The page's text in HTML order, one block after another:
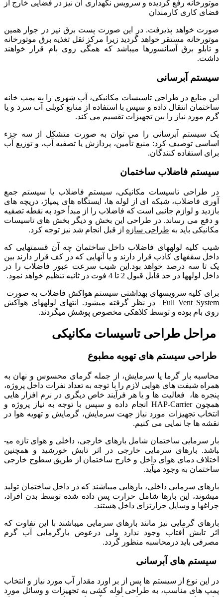
موتورخانه رفع گردیده و سرویس نگهداری آن نیز در فضایی خارج از
فضای کاری کارمندان
صورت خواهد پذیرفت. در این صورت پست برق نیز در جوار همین
موتورخانه مستقر خواهد گردید زیرا مرکز ثقل تغذیه برق موتورخانه
و تابلو برق آسانسورها می­باشد که همگی روی بام قرار خواهند
داشت.
سیستم آبرسانی
این منابع در طراحی تاسیسات مکانیکی، آب شهری را به پمپ خانه
ساختمان انتقال داده و سپس با استفاده از منابع کویلی آب سرد و یا
گرم مورد نیاز را بین تجهیزات تقسیم می کند.
یک سیستم آبرسانی را می توان به صورت متشکل از سه جزء
اساسی توصیف کرد: منبع تأمین، پردازش یا تصفیه آب، و توزیع آب
برای استفاده کنندگان.
سیستم فاضلاب ساختمان
در طراحی تاسیسات مکانیکی، سیستم فاضلاب یا سیستم جمع
آوری فاضلاب، شبکه ای از لوله ها، ایستگاه های پمپاژ، دریچه های
بازدید و لوازم جانبی است که فاضلاب را از مبدأ خود به نقطه تصفیه
و دفع می رساند. در طراحی این بخش و دیگر بخش های تاسیسات
مکانیکی باید به طراحی سازه از قبل انجام شد نیز توجه کرد.
شیب کلیه لوله­های فاضلاب داخل ساختمان چه آن قسمت­هایی که
داخل سقف­های کاذب قرار دارند و یا آنهایی که در کف قرار دارند بین
یک تا سه درصد خواهد بود.این شیب سرعت عبور فاضلاب را در
داخل لوله­ها در حد قابل قبول 2 تا 4 فوت در ثانیه تنظیم خواهد نمود.
برای کلیه سرویس­های بهداشتی سیستم هواکش فاضلاب به صورت
Full Vent System در نظر گرفته می­شود. انتهای لوله­های هواکش
روی بام بوده و توسط کلاهکی مخصوص پوشش می­گردند.
مراحل طراحی تاسیسات مکانیکی
طراحی سیستم های تهویه مطبوع
محاسبه بار گرما یا سرمایش، از جمله گرمای محسوس و نهان به
همراه شیفت های هوایی لازم را با توجه به تعداد نفرات داخل پروژه،
پنجره ها، فعالیت ها و یا هر فرآیند خاص دیگری در نرم افزار هایی
همچون HAP-Carrier انجام داده و سپس با توجه به نیاز پروژه و
انتخاب تجهیزات مورد نیاز جهت سرمایش، گرمایش و تهویه هوا در
نقشه ها جا نمایی می کنیم.
بار سرمایی ساختمان شامل بارهای خارجی، داخلی و هوای تازه می­
باشد. بارهای سرمایی خارجی در اثر تابش خورشید و هم­چنین
اختلاف دمای هوای داخل و خارج ساختمان از طریق سطوح خارجی
ساختمان به وجود می­آید.
بار­های سرمایی داخلی، بارهایی می­باشند که در داخل ساختمان تولید
می­شوند، این بارها شامل حرارت پس داده شده توسط بدن افراد،
چراغ­ها و وسایل حرارت­زای داخل هستند.
بارهای گرمایی نیز مانند بارهای سرمایی می­باشند با این تفاوت که
اثر تابش آفتاب وجود ندارد ولی درعوض بارگرمایی آب گرم
مصرفی باید درمحاسبه منظور گردد.
سیستم های آبرسانی
در این نوع از سیستم ها پس از بر اورد مقدار آب مورد نیاز و انتخاب
پمپ های مناسب، به طراحی لوله کشی به تجهیزات و وسائل مورد